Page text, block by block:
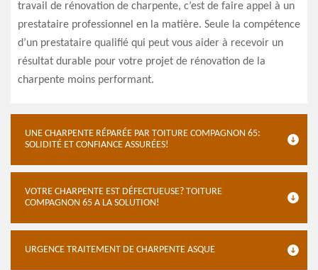
travail de rénovation de charpente, c’est de faire appel à un
prestataire professionnel en la matière. Seule la compétence
d’un prestataire qualifié qui peut vous aider à recevoir un
résultat durable pour votre projet de rénovation de la
charpente moins performant.
UNE CHARPENTE RÉPARÉE PAR TOITURE COMPAGNON 65:
SOLIDITÉ ET CONFIANCE ASSURÉES!
VOTRE CHARPENTE EST DÉFECTUEUSE? TOITURE
COMPAGNON 65 A LA SOLUTION!
URGENCE TRAITEMENT DE CHARPENTE ASQUE